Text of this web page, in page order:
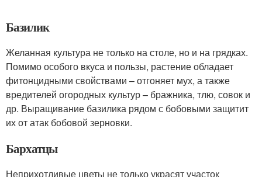
Базилик
Желанная культура не только на столе, но и на грядках.
Помимо особого вкуса и пользы, растение обладает
фитонцидными свойствами – отгоняет мух, а также
вредителей огородных культур – бражника, тлю, совок и
др. Выращивание базилика рядом с бобовыми защитит
их от атак бобовой зерновки.
Бархатцы
Неприхотливые цветы не только украсят участок